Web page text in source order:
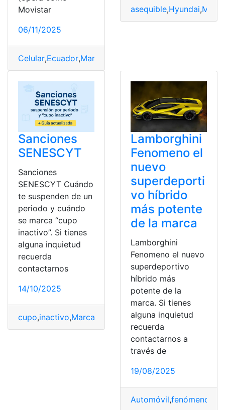
Movistar
06/11/2025
Celular,Ecuador,Marca
asequible,Hyundai,Marca
Sanciones
SENESCYT
Sanciones
SENESCYT Cuándo
te suspenden de un
periodo y cuándo
se marca “cupo
inactivo”. Si tienes
alguna inquietud
recuerda
contactarnos
14/10/2025
cupo,inactivo,Marca Sanciones,SENESCYT
Lamborghini
Fenomeno el
nuevo
superdeporti
vo híbrido
más potente
de la marca
Lamborghini
Fenomeno el nuevo
superdeportivo
híbrido más
potente de la
marca. Si tienes
alguna inquietud
recuerda
contactarnos a
través de
19/08/2025
Automóvil,fenómeno